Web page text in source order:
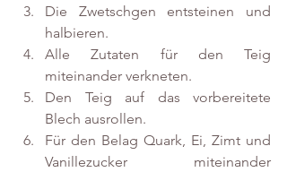
Die Zwetschgen entsteinen und
halbieren.
Alle Zutaten für den Teig
miteinander verkneten.
Den Teig auf das vorbereitete
Blech ausrollen.
Für den Belag Quark, Ei, Zimt und
Vanillezucker miteinander